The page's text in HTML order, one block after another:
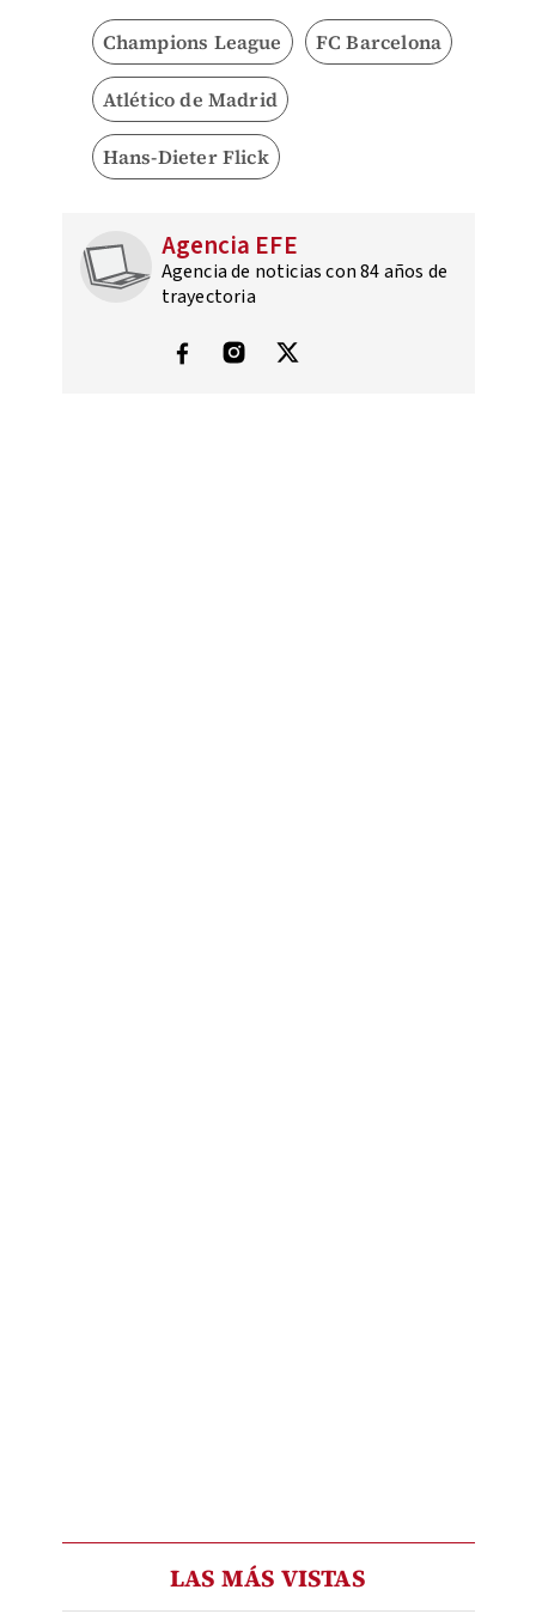
Champions League FC Barcelona
Atlético de Madrid
Hans-Dieter Flick
Agencia EFE
Agencia de noticias con 84 años de
trayectoria
LAS MÁS VISTAS